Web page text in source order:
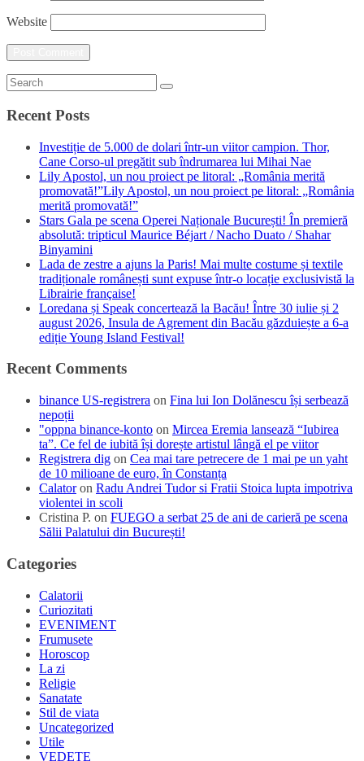
Website
Recent Posts
Investiție de 5.000 de dolari într-un viitor campion. Thor,
Cane Corso-ul pregătit sub îndrumarea lui Mihai Nae
Lily Apostol, un nou proiect pe litoral: „România merită
promovată!”Lily Apostol, un nou proiect pe litoral: „România
merită promovată!”
Stars Gala pe scena Operei Naționale București! În premieră
absolută: tripticul Maurice Béjart / Nacho Duato / Shahar
Binyamini
Lada de zestre a ajuns la Paris! Mai multe costume și textile
tradiționale românești sunt expuse într-o locație exclusivistă la
Librairie française!
Loredana și Speak concertează la Bacău! Între 30 iulie și 2
august 2026, Insula de Agrement din Bacău găzduiește a 6-a
ediție Young Island Festival!
Recent Comments
binance US-registrera on Fina lui Ion Dolănescu își serbează
nepoții
"oppna binance-konto on Mircea Eremia lansează “Iubirea
ta”. Ce fel de iubită își dorește artistul lângă el pe viitor
Registrera dig on Cea mai tare petrecere de 1 mai pe un yaht
de 10 milioane de euro, în Constanța
Calatoron Radu Andrei Tudor si Fratii Stoica lupta impotriva
violentei in scoli
Cristina P. on FUEGO a serbat 25 de ani de carieră pe scena
Sălii Palatului din București!
Categories
Calatorii
Curiozitati
EVENIMENT
Frumusete
Horoscop
La zi
Religie
Sanatate
Stil de viata
Uncategorized
Utile
VEDETE